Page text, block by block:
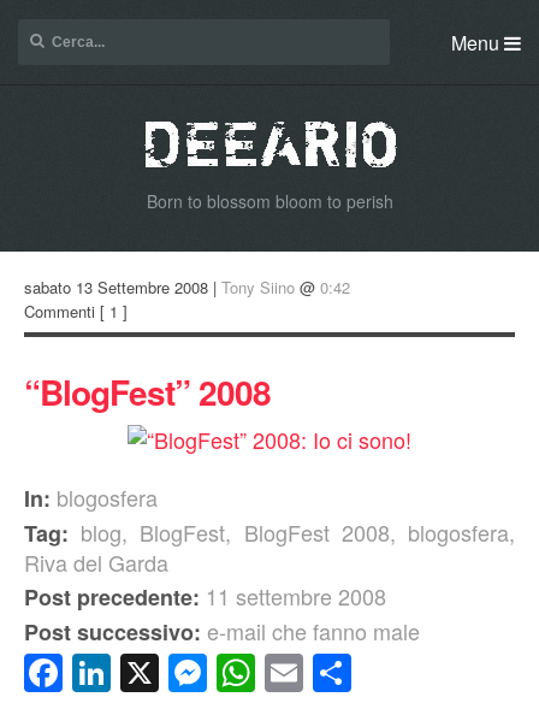
Menu
Born to blossom bloom to perish
sabato 13 Settembre 2008 | Tony Siino @ 0:42
Commenti [ 1 ]
“BlogFest” 2008
In: blogosfera
Tag: blog, BlogFest, BlogFest 2008, blogosfera,
Riva del Garda
Post precedente: 11 settembre 2008
Post successivo: e-mail che fanno male
Facebook
LinkedIn
X Messenger
WhatsApp
Email